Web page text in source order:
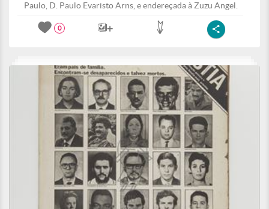
Paulo, D. Paulo Evaristo Arns, e endereçada à Zuzu Angel.
0